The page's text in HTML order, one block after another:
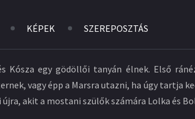
KÉPEK SZEREPOSZTÁS
Kósza egy gödöllői tanyán élnek. Első
vagy épp a Marsra utazni, ha úgy tartja
akit a mostani szülők számára Lolka és